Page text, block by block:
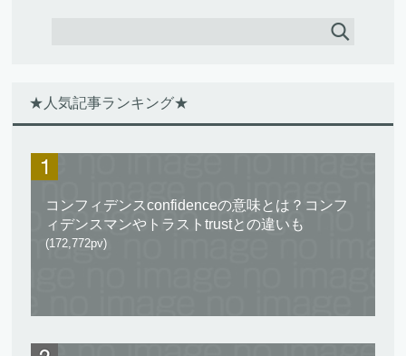
★人気記事ランキング★
コンフィデンスconfidenceの意味とは？コンフ
ィデンスマンやトラストtrustとの違いも
(172,772pv)